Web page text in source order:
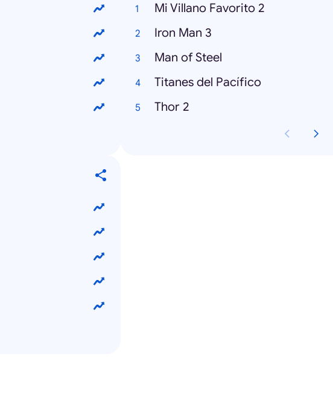
Mi Villano Favorito 2
Iron Man 3
Man of Steel
Titanes del Pacífico
Thor 2